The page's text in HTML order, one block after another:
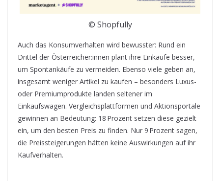
© Shopfully
Auch das Konsumverhalten wird bewusster: Rund ein
Drittel der Österreicher:innen plant ihre Einkäufe besser,
um Spontankäufe zu vermeiden. Ebenso viele geben an,
insgesamt weniger Artikel zu kaufen – besonders Luxus-
oder Premiumprodukte landen seltener im
Einkaufswagen. Vergleichsplattformen und Aktionsportale
gewinnen an Bedeutung: 18 Prozent setzen diese gezielt
ein, um den besten Preis zu finden. Nur 9 Prozent sagen,
die Preissteigerungen hätten keine Auswirkungen auf ihr
Kaufverhalten.